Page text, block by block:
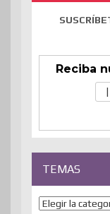
Reciba
TEMAS
Temas